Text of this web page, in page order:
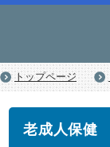
トップページ
老成人保健